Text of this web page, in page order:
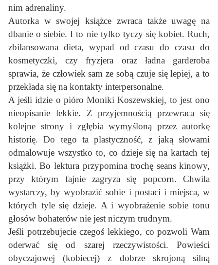
nim adrenaliny.
Autorka w swojej książce zwraca także uwagę na
dbanie o siebie. I to nie tylko tyczy się kobiet. Ruch,
zbilansowana dieta, wypad od czasu do czasu do
kosmetyczki, czy fryzjera oraz ładna garderoba
sprawia, że człowiek sam ze sobą czuje się lepiej, a to
przekłada się na kontakty interpersonalne.
A jeśli idzie o pióro Moniki Koszewskiej, to jest ono
nieopisanie lekkie. Z przyjemnością przewraca się
kolejne strony i zgłębia wymyśloną przez autorkę
historię. Do tego ta plastyczność, z jaką słowami
odmalowuje wszystko to, co dzieje się na kartach tej
książki. Bo lektura przypomina trochę seans kinowy,
przy którym fajnie zagryza się popcorn. Chwila
wystarczy, by wyobrazić sobie i postaci i miejsca, w
których tyle się dzieje. A i wyobrażenie sobie tonu
głosów bohaterów nie jest niczym trudnym.
Jeśli potrzebujecie czegoś lekkiego, co pozwoli Wam
oderwać się od szarej rzeczywistości. Powieści
obyczajowej (kobiecej) z dobrze skrojoną silną